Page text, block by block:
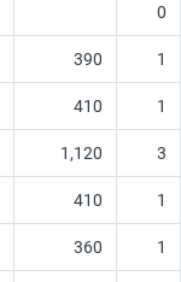
0
390 1
410 1
1,120 3
410 1
360 1